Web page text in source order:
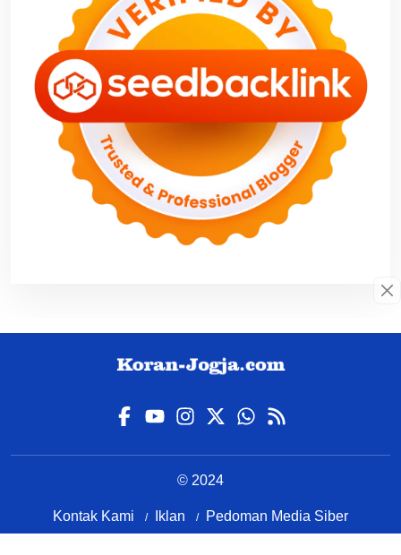
© 2024
Kontak Kami Iklan Pedoman Media Siber